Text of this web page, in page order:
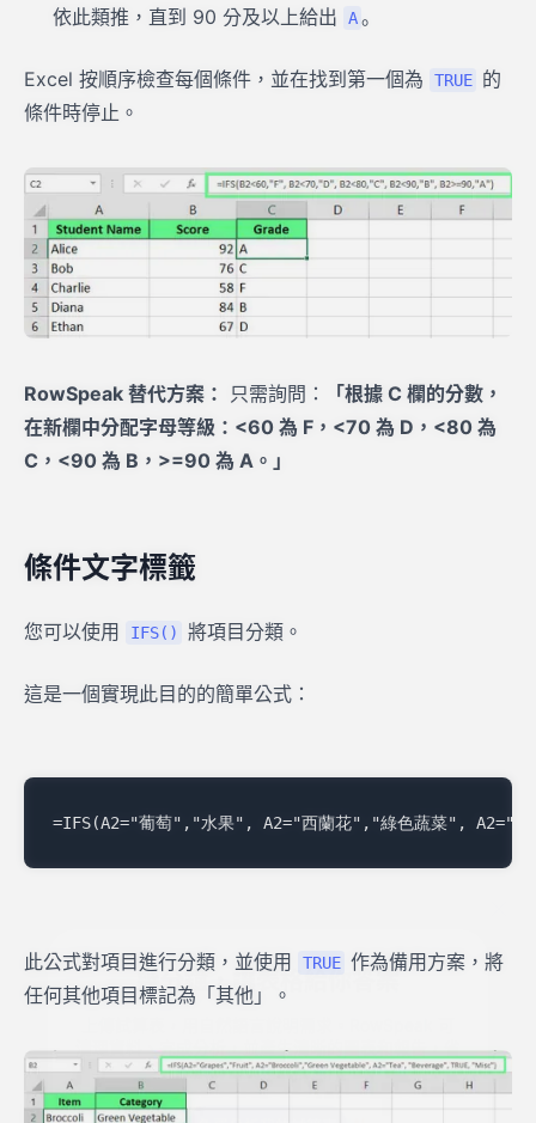
依此類推，直到 90 分及以上給出
A 。
Excel 按順序檢查每個條件，並在找到第一個為 TRUE 的
條件時停止。
RowSpeak 替代方案： 只需詢問：
「根據 C 欄的分數，
在新欄中分配字母等級：<60 為 F，<70 為 D，<80 為
C，<90 為 B，>=90 為 A。」
條件文字標籤
您可以使用 IFS() 將項目分類。
這是一個實現此目的的簡單公式：
此公式對項目進行分類，並使用 TRUE 作為備用方案，將
任何其他項目標記為「其他」。
幾分鐘，讓表格給你答案
上傳試算表，用自然語言說明需求。RowSpeak 可
✨ 免費分析我的試算表 ✨